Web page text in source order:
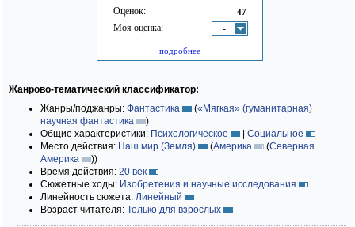
Оценок: 47
Моя оценка: -
подробнее
Жанрово-тематический классификатор:
Жанры/поджанры: Фантастика («Мягкая» (гуманитарная)
научная фантастика
)
Общие характеристики: Психологическое | Социальное
Место действия: Наш мир (Земля) (Америка (Северная
Америка
))
Время действия: 20 век
Сюжетные ходы: Изобретения и научные исследования
Линейность сюжета: Линейный
Возраст читателя: Только для взрослых